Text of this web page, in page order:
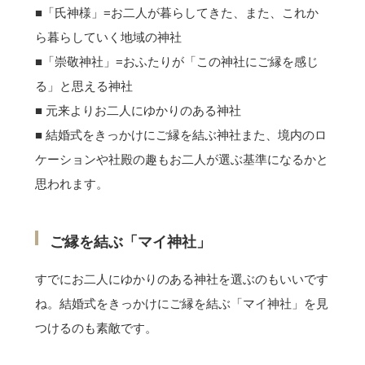
神社コラム
■「氏神様」=お二人が暮らしてきた、また、これか
ら暮らしていく地域の神社
■「崇敬神社」=おふたりが「この神社にご縁を感じ
る」と思える神社
■ 元来よりお二人にゆかりのある神社
■ 結婚式をきっかけにご縁を結ぶ神社また、境内のロ
ケーションや社殿の趣もお二人が選ぶ基準になるかと
思われます。
ご縁を結ぶ「マイ神社」
すでにお二人にゆかりのある神社を選ぶのもいいです
ね。結婚式をきっかけにご縁を結ぶ「マイ神社」を見
つけるのも素敵です。